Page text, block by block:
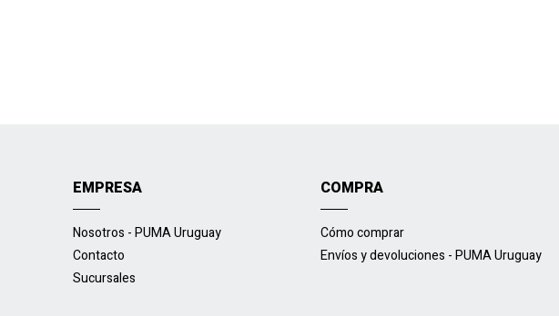
EMPRESA
Nosotros - PUMA Uruguay
Contacto
Sucursales
COMPRA
Cómo comprar
Envíos y devoluciones - PUMA Uruguay